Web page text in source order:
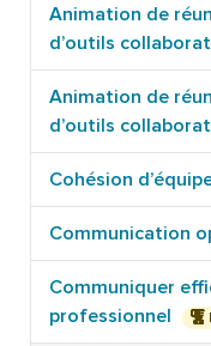
Animation de
d’outils
Animation de
d’outils
Cohésion
Communication
Communiquer
professionnel